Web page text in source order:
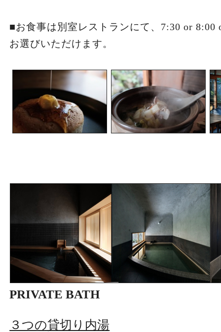
■お食事は別室レストランにて、7:30 or 8:00
お選びいただけます。
PRIVATE BATH
３つの貸切り内湯